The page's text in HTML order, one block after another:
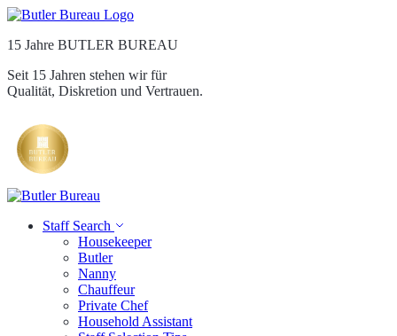
15 Jahre BUTLER BUREAU
Seit 15 Jahren stehen wir für
Qualität, Diskretion und Vertrauen.
Staff Search
Housekeeper
Butler
Nanny
Chauffeur
Private Chef
Household Assistant